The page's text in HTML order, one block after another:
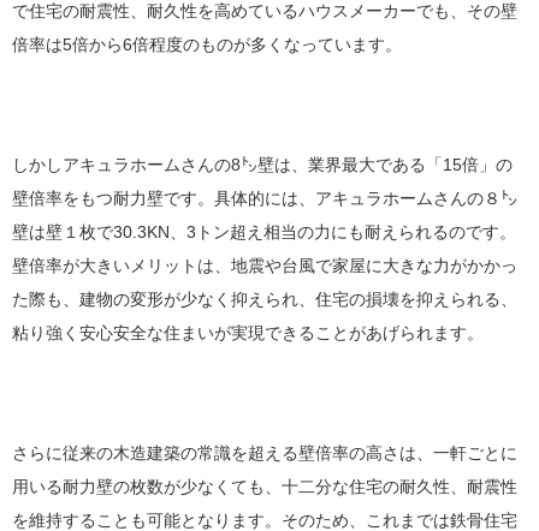
で住宅の耐震性、耐久性を高めているハウスメーカーでも、その壁
倍率は5倍から6倍程度のものが多くなっています。
しかしアキュラホームさんの8㌧壁は、業界最大である「15倍」の
壁倍率をもつ耐力壁です。具体的には、アキュラホームさんの８㌧
壁は壁１枚で30.3KN、3トン超え相当の力にも耐えられるのです。
壁倍率が大きいメリットは、地震や台風で家屋に大きな力がかかっ
た際も、建物の変形が少なく抑えられ、住宅の損壊を抑えられる、
粘り強く安心安全な住まいが実現できることがあげられます。
さらに従来の木造建築の常識を超える壁倍率の高さは、一軒ごとに
用いる耐力壁の枚数が少なくても、十二分な住宅の耐久性、耐震性
を維持することも可能となります。そのため、これまでは鉄骨住宅